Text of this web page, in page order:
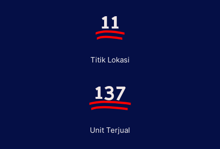
11
Titik Lokasi
137
Unit Terjual